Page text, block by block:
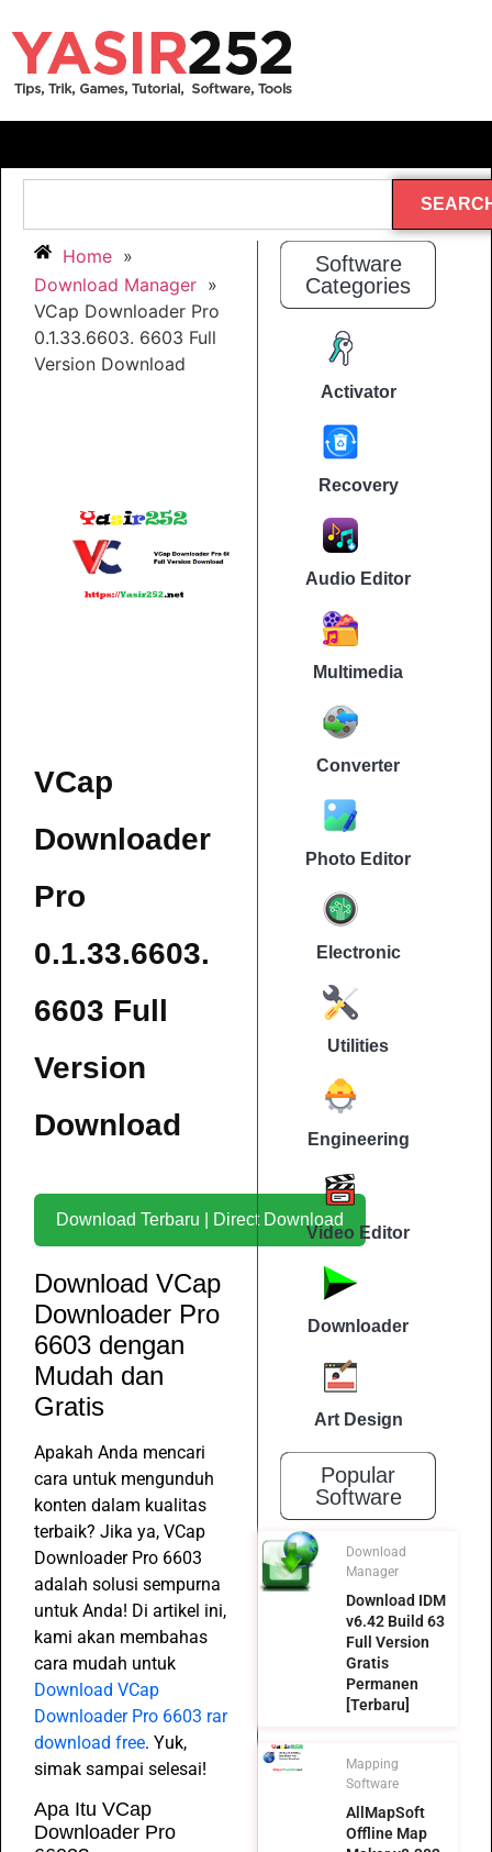
Home »
Download Manager »
VCap Downloader Pro
0.1.33.6603. 6603 Full
Version Download
VCap
Downloader
Pro
0.1.33.6603.
6603 Full
Version
Download
Download Terbaru | Direct Download
Download VCap
Downloader Pro
6603 dengan
Mudah dan
Gratis
Apakah Anda mencari
cara untuk mengunduh
konten dalam kualitas
terbaik? Jika ya, VCap
Downloader Pro 6603
adalah solusi sempurna
untuk Anda! Di artikel ini,
kami akan membahas
cara mudah untuk
Download VCap
Downloader Pro 6603 rar
download free. Yuk,
simak sampai selesai!
Apa Itu VCap
Downloader Pro
Software
Categories
Activator
Recovery
Audio Editor
Multimedia
Converter
Photo Editor
Electronic
Utilities
Engineering
Video Editor
Downloader
Art Design
Popular
Software
Download
Manager
Download IDM
v6.42 Build 63
Full Version
Gratis
Permanen
[Terbaru]
Mapping
Software
AllMapSoft
Offline Map